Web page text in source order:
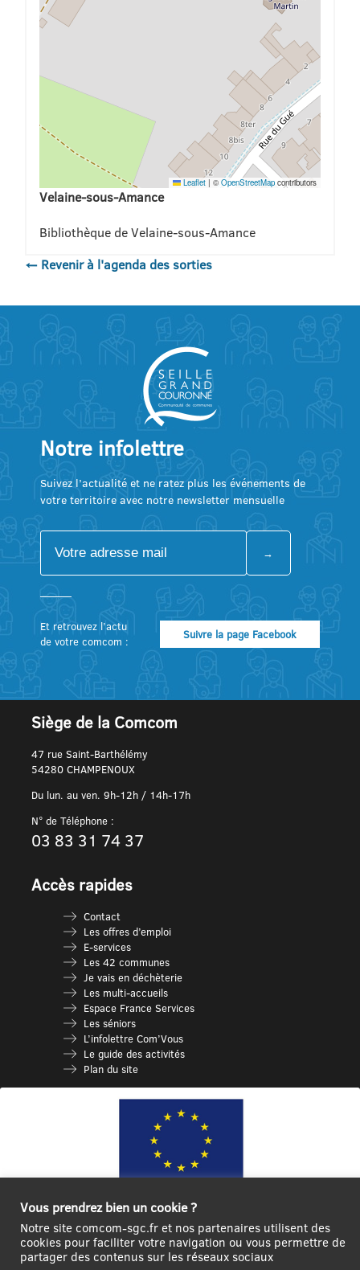
Leaflet | ©OpenStreetMap contributors
Velaine-sous-Amance
Bibliothèque de Velaine-sous-Amance
← Revenir à l'agenda des sorties
Notre infolettre
Suivez l’actualité et ne ratez plus les événements de
votre territoire avec notre newsletter mensuelle
Et retrouvez l’actu
de votre comcom :
Suivre la page Facebook
Siège de la Comcom
47 rue Saint-Barthélémy
54280 CHAMPENOUX
Du lun. au ven. 9h-12h / 14h-17h
N° de Téléphone :
03 83 31 74 37
Accès rapides
Contact
Les offres d’emploi
E-services
Les 42 communes
Je vais en déchèterie
Les multi-accueils
Espace France Services
Les séniors
L’infolettre Com’Vous
Le guide des activités
Plan du site
Ce site internet a été cofinancé par l’Union européenne avec le Fonds
Européen de Développement Régional à hauteur de 12 572€
Vous prendrez bien un cookie ?
Notre site comcom-sgc.fr et nos partenaires utilisent des
cookies pour faciliter votre navigation ou vous permettre de
partager des contenus sur les réseaux sociaux